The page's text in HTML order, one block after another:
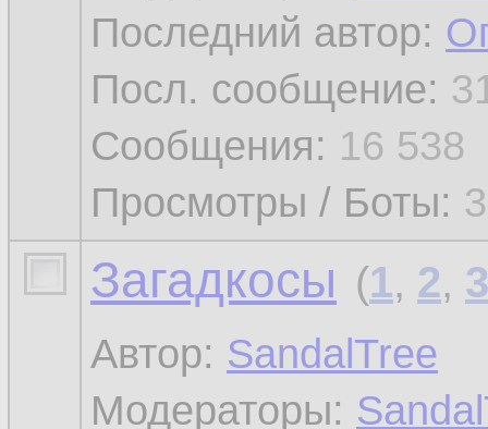
Последний автор:
Посл. сообщение:
Сообщения: 16 538
Просмотры / Боты:
Загадкосы (1, 2, 3
Автор: SandalTree
Модераторы: